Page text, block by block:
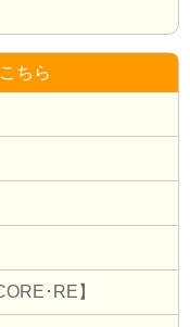
ちら
･RE】